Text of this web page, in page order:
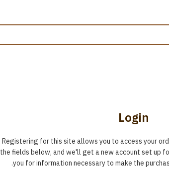
Login
Registering for this site allows you to access your
the fields below, and we'll get a new account set up
you for information necessary to make the